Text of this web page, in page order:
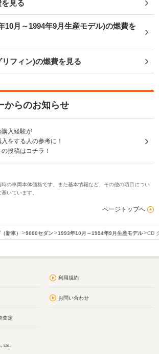
見る
10月～1994年9月生産モデル)の燃費を
フィン)の燃費を見る
からのお知らせ
購入経験が
をする人の参考に！
投稿はコチラ！
の車両本体価格です。また基本情報など、その他の項目につい
いています。
ページトップへ
新車） 9000セダン 1993年10月～1994年9月生産モデル CD
利用規約
お問い合わせ
査定